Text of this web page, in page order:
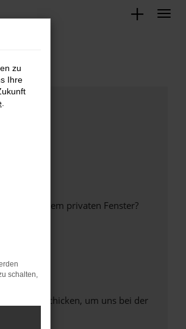
in einem privaten Fenster?
Text schicken, um uns bei der
zu
Ihre
schalten,